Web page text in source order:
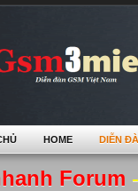
Forum
HOME DIỄN